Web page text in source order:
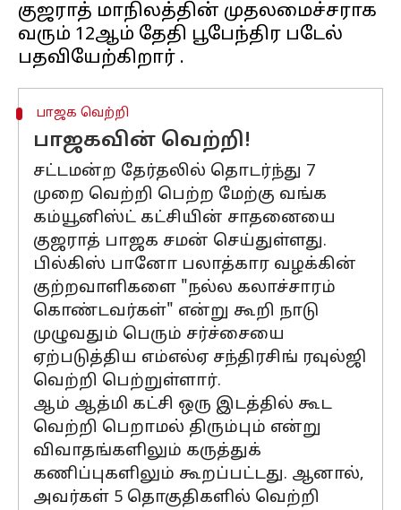
குஜராத் மாநிலத்தின் முதலமைச்சராக
வரும் 12ஆம் தேதி பூபேந்திர படேல்
பாஜக வெற்றி
பாஜகவின் வெற்றி!
சட்டமன்ற தேர்தலில் தொடர்ந்து 7
முறை வெற்றி பெற்ற மேற்கு வங்க
கம்யூனிஸ்ட் கட்சியின் சாதனையை
குஜராத் பாஜக சமன் செய்துள்ளது.
பில்கிஸ் பானோ பலாத்கார வழக்கின்
குற்றவாளிகளை "நல்ல கலாச்சாரம்
கொண்டவர்கள்" என்று கூறி நாடு
முழுவதும் பெரும் சர்ச்சையை
ஏற்படுத்திய எம்எல்ஏ சந்திரசிங் ரவுல்ஜி
வெற்றி பெற்றுள்ளார்.
ஆம் ஆத்மி கட்சி ஒரு இடத்தில் கூட
வெற்றி பெறாமல் திரும்பும் என்று
விவாதங்களிலும் கருத்துக்
கணிப்புகளிலும் கூறப்பட்டது. ஆனால்,
அவர்கள் 5 தொகுதிகளில் வெற்றி